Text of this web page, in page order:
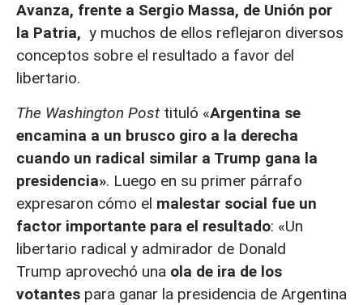
Avanza, frente a Sergio Massa, de Unión por
la Patria, y muchos de ellos reflejaron diversos
conceptos sobre el resultado a favor del
libertario.
The Washington Post tituló «Argentina se
encamina a un brusco giro a la derecha
cuando un radical similar a Trump gana la
presidencia». Luego en su primer párrafo
expresaron cómo el malestar social fue un
factor importante para el resultado: «Un
libertario radical y admirador de Donald
Trump aprovechó una ola de ira de los
votantes para ganar la presidencia de Argentina